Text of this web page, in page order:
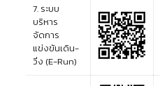
7. ระบบ
บริหาร
จัดการ
แข่งขันเดิน-
วิ่ง (E-Run)